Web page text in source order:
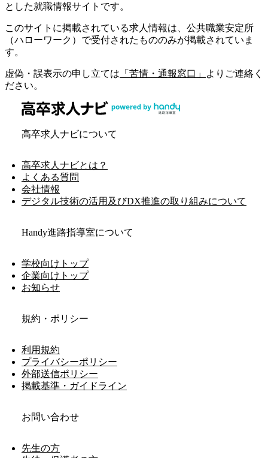
とした就職情報サイトです。
このサイトに掲載されている求人情報は、公共職業安定所
（ハローワーク）で受付されたもののみが掲載されていま
す。
虚偽・誤表示の申し立ては 「苦情・通報窓口」
よりご連絡く
ださい。
高卒求人ナビについて
高卒求人ナビとは？
よくある質問
会社情報
デジタル技術の活用及びDX推進の取り組みについて
Handy進路指導室について
学校向けトップ
企業向けトップ
お知らせ
規約・ポリシー
利用規約
プライバシーポリシー
外部送信ポリシー
掲載基準・ガイドライン
お問い合わせ
先生の方